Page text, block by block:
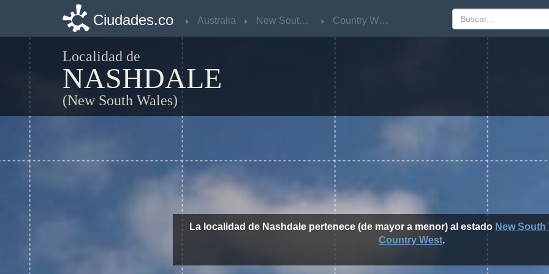
Ciudades.co Australia New South Wales Country West
Localidad de
NASHDALE
(New South Wales)
La localidad de Nashdale pertenece (de mayor a menor) al estado New South
Country West.
Ciudades.co Australia New South Wales Country West